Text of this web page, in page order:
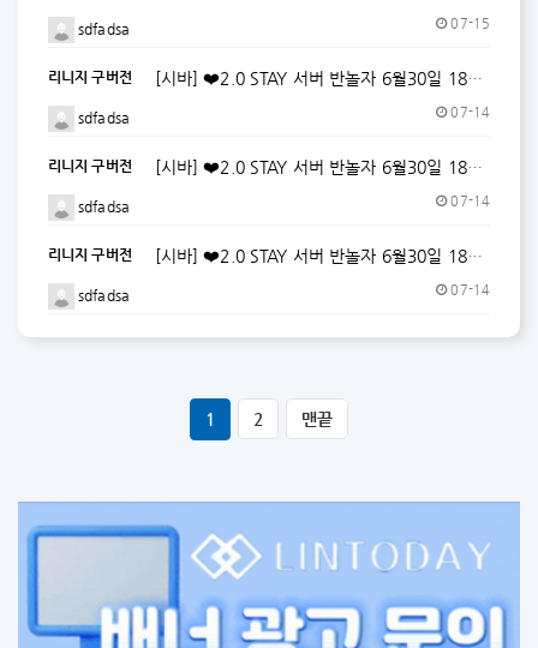
sdfadsa 07-15
리니지 구버전 [시바] ❤️2.0 STAY 서버 반놀자 6월30일 18시 오픈대기! ❤️ (자동사냥O,자물O,자칼O)
sdfadsa 07-14
리니지 구버전 [시바] ❤️2.0 STAY 서버 반놀자 6월30일 18시 오픈대기! ❤️ (자동사냥O,자물O,자칼O)
sdfadsa 07-14
리니지 구버전 [시바] ❤️2.0 STAY 서버 반놀자 6월30일 18시 오픈대기! ❤️ (자동사냥O,자물O,자칼O)
sdfadsa 07-14
1 2 맨끝